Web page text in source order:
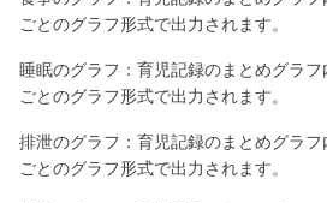
ごとのグラフ形式で出力されます。
睡眠のグラフ：育児記録のまとめグラ
ごとのグラフ形式で出力されます。
排泄のグラフ：育児記録のまとめグラ
ごとのグラフ形式で出力されます。